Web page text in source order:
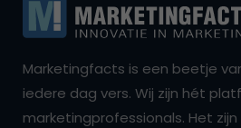
Marketingfacts is een beetje
iedere dag vers. Wij zijn hét
marketingprofessionals. Het